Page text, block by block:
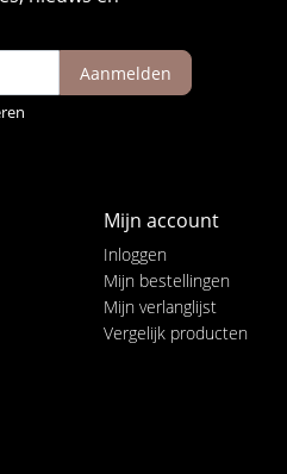
Aanmelden
Mijn account
Inloggen
Mijn bestellingen
Mijn verlanglijst
Vergelijk producten